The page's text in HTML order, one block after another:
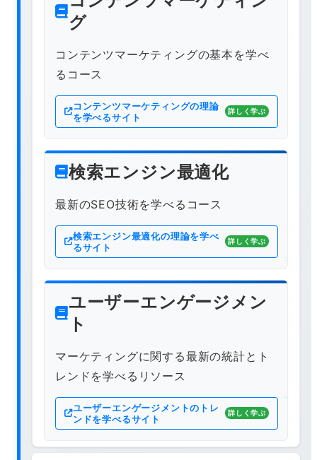
グ
コンテンツマーケティングの基本を学べ
るコース
コンテンツマーケティングの理論
を学べるサイト
詳しく学ぶ
検索エンジン最適化
最新のSEO技術を学べるコース
検索エンジン最適化の理論を学べ
るサイト
詳しく学ぶ
ユーザーエンゲージメン
ト
マーケティングに関する最新の統計とト
レンドを学べるリソース
ユーザーエンゲージメントのトレ
ンドを学べるサイト
詳しく学ぶ